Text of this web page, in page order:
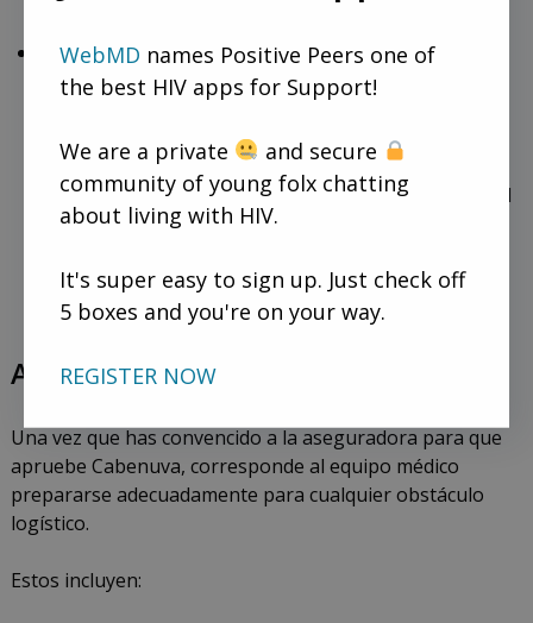
Evita la frustración: Es probable que la persona que
está al otro lado del teléfono carezca de una visión
casillas en nombre de un proveedor de seguros.
Ayúdale enmarcando tus comunicaciones desde la
perspectiva del paciente, en lugar de «un profesional
médico frente a una corporación». Una relación de
paciente, sobre todo cuando una actitud positiva
puede marcar la diferencia.
Aprobado: ¿Qué viene después?
Una vez que has convencido a la aseguradora para que
apruebe Cabenuva, corresponde al equipo médico
prepararse adecuadamente para cualquier obstáculo
logístico.
Estos incluyen:
WebMD names Positive Peers one of
the best HIV apps for Support!
We are a private
and secure
community of young folx chatting
about living with HIV.
It's super easy to sign up. Just check off
5 boxes and you're on your way.
REGISTER NOW